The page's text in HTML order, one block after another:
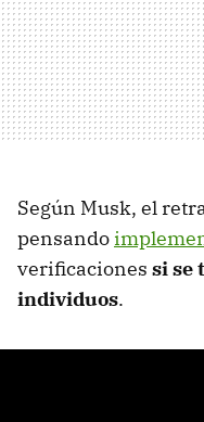
Según Musk, el
pensando
verificaciones si se
individuos.